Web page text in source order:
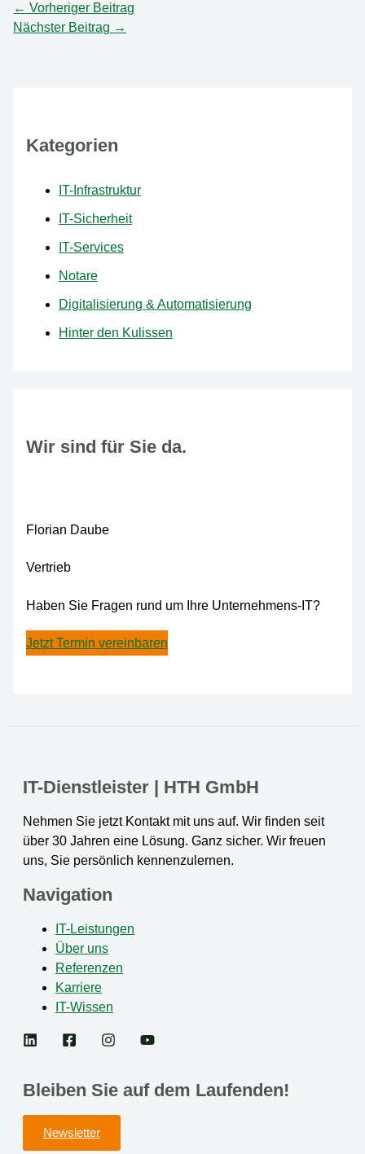
← Vorheriger Beitrag
Nächster Beitrag →
Kategorien
IT-Infrastruktur
IT-Sicherheit
IT-Services
Notare
Digitalisierung & Automatisierung
Hinter den Kulissen
Wir sind für Sie da.
Florian Daube
Vertrieb
Haben Sie Fragen rund um Ihre Unternehmens-IT?
Jetzt Termin vereinbaren
IT-Dienstleister | HTH GmbH
Nehmen Sie jetzt Kontakt mit uns auf. Wir finden seit
über 30 Jahren eine Lösung. Ganz sicher. Wir freuen
uns, Sie persönlich kennenzulernen.
Navigation
IT-Leistungen
Über uns
Referenzen
Karriere
IT-Wissen
Bleiben Sie auf dem Laufenden!
Newsletter